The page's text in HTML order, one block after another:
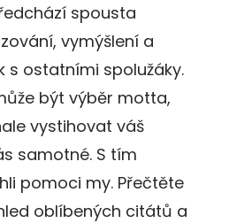
spousta
vymýšlení a
s ostatními spolužáky.
být výběr motta,
vystihovat váš
samotné. S tím
pomoci my. Přečtěte
oblíbených citátů a